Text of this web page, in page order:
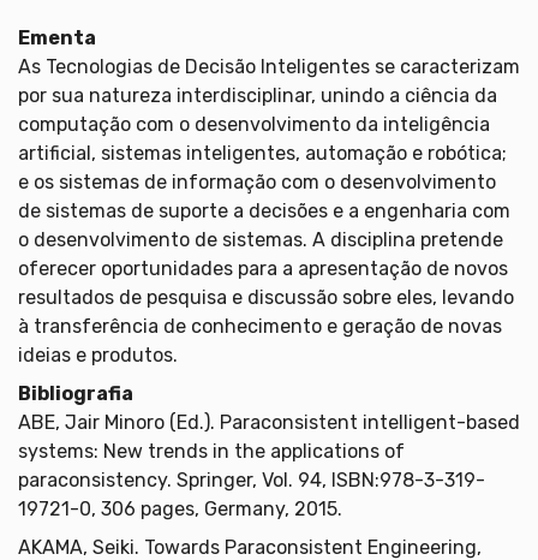
Ementa
As Tecnologias de Decisão Inteligentes se caracterizam
por sua natureza interdisciplinar, unindo a ciência da
computação com o desenvolvimento da inteligência
artificial, sistemas inteligentes, automação e robótica;
e os sistemas de informação com o desenvolvimento
de sistemas de suporte a decisões e a engenharia com
o desenvolvimento de sistemas. A disciplina pretende
oferecer oportunidades para a apresentação de novos
resultados de pesquisa e discussão sobre eles, levando
à transferência de conhecimento e geração de novas
ideias e produtos.
Bibliografia
ABE, Jair Minoro (Ed.). Paraconsistent intelligent-based
systems: New trends in the applications of
paraconsistency. Springer, Vol. 94, ISBN:978-3-319-
19721-0, 306 pages, Germany, 2015.
AKAMA, Seiki. Towards Paraconsistent Engineering,